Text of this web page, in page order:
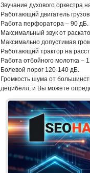
Звучание духового оркестра
Работающий двигатель
Работа перфоратора – 90 дБ.
Максимальный звук от
Максимально допустимая
Работающий трактор на
Работа отбойного молотка –
Болевой порог 120-140 дБ.
Громкость шума от
децибелл, и Вы можете